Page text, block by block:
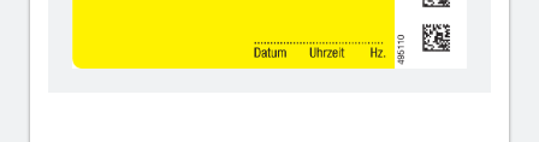
Cholinergika (hellgrün schraffiert)